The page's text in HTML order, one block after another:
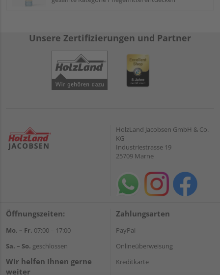
Unsere Zertifizierungen und Partner
HolzLand Jacobsen GmbH & Co.
KG
Industriestrasse 19
25709 Marne
Öffnungszeiten:
Mo. – Fr. 07:00 – 17:00
Sa. – So. geschlossen
Wir helfen Ihnen gerne
weiter
Zahlungsarten
PayPal
Onlineüberweisung
Kreditkarte